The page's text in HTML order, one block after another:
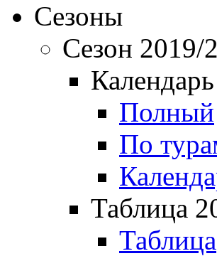
Сезоны
Сезон 2019/
Полный
По
Таблица
Таблица